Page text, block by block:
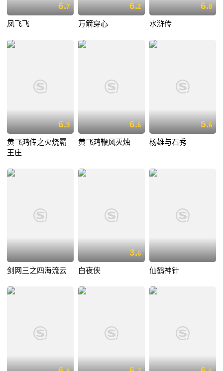
6.7
凤飞飞
6.2
万箭穿心
6.8
水浒传
6.9
黄飞鸿传之火烧霸
王庄
6.6
黄飞鸿鞭风灭烛
5.6
杨雄与石秀
剑网三之四海流云
3.6
白夜侠 仙鹤神针